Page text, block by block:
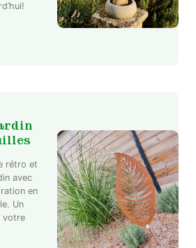
rétro et
avec
en
Un
votre